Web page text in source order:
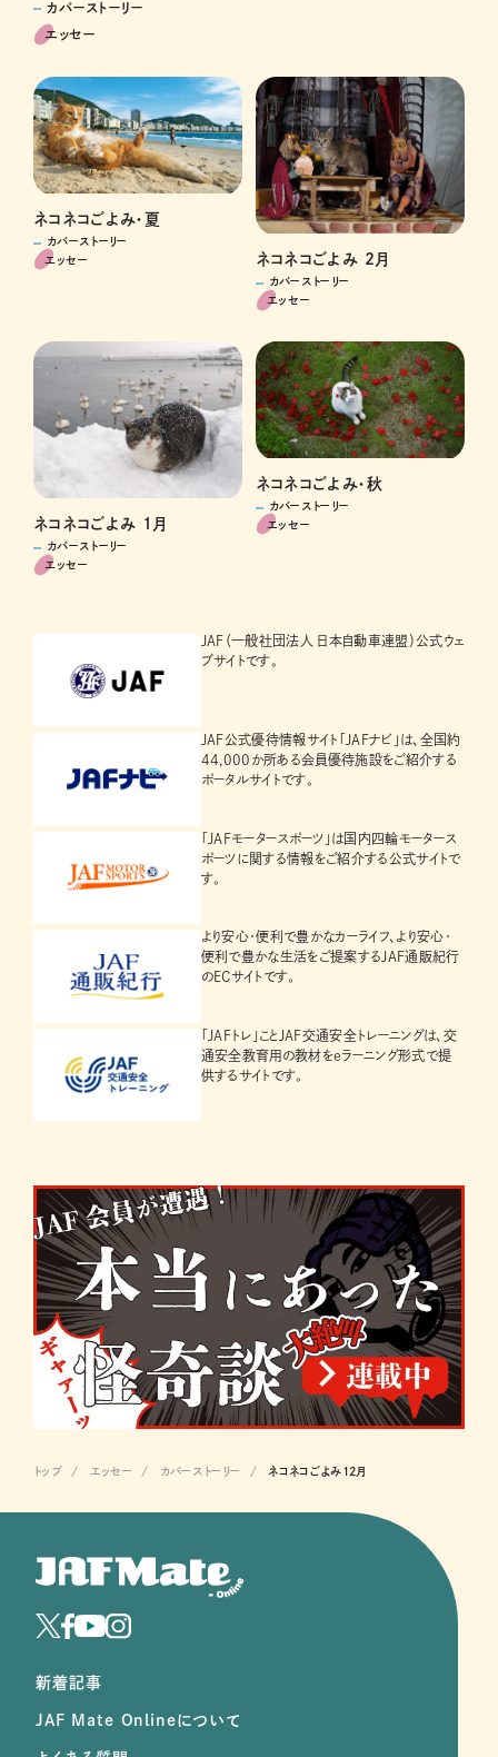
カバーストーリー
エッセー
ネコネコごよみ・夏
カバーストーリー
エッセー
ネコネコごよみ 2月
カバーストーリー
エッセー
ネコネコごよみ 1月
カバーストーリー
エッセー
ネコネコごよみ・秋
カバーストーリー
エッセー
JAF（一般社団法人 日本自動車連盟）公式ウェ
ブサイトです。
JAF公式優待情報サイト「JAFナビ」は、全国約
44,000か所ある会員優待施設をご紹介する
ポータルサイトです。
「JAFモータースポーツ」は国内四輪モータース
ポーツに関する情報をご紹介する公式サイトで
す。
より安心・便利で豊かなカーライフ、より安心・
便利で豊かな生活をご提案するJAF通販紀行
のECサイトです。
「JAFトレ」ことJAF交通安全トレーニングは、交
通安全教育用の教材をeラーニング形式で提
供するサイトです。
トップ エッセー カバーストーリー ネコネコごよみ12月
新着記事
JAF Mate Onlineについて